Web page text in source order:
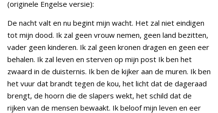
(originele Engelse versie):
De nacht valt en nu begint mijn wacht. Het zal niet eindigen
tot mijn dood. Ik zal geen vrouw nemen, geen land bezitten,
vader geen kinderen. Ik zal geen kronen dragen en geen eer
behalen. Ik zal leven en sterven op mijn post Ik ben het
zwaard in de duisternis. Ik ben de kijker aan de muren. Ik ben
het vuur dat brandt tegen de kou, het licht dat de dageraad
brengt, de hoorn die de slapers wekt, het schild dat de
rijken van de mensen bewaakt. Ik beloof mijn leven en eer